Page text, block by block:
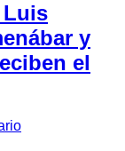
y
el